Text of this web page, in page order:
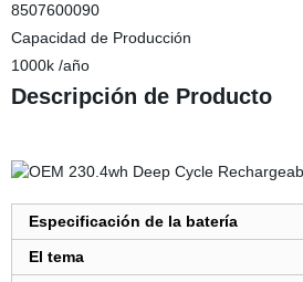
8507600090
Capacidad de Producción
1000k /año
Descripción de Producto
Especificación de la batería
El tema